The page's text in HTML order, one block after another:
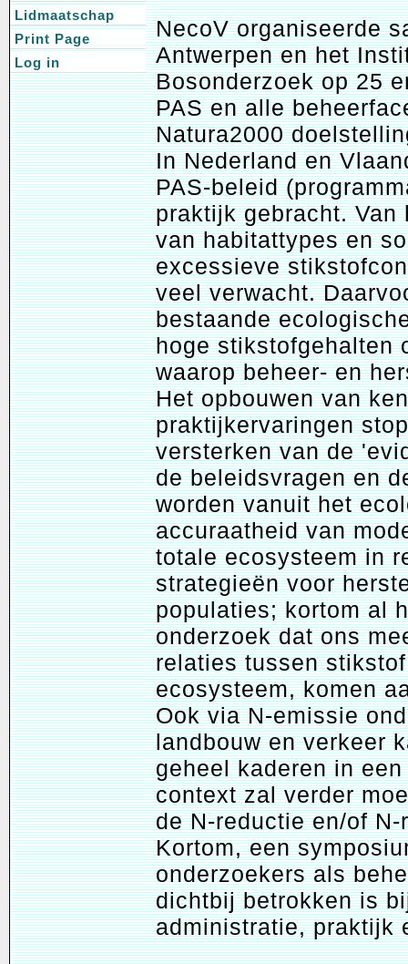
NecoV organiseerde
Antwerpen en het
Bosonderzoek op 25
PAS en alle
Natura2000
In Nederland en
PAS-beleid
praktijk gebracht. Van
van habitattypes en
excessieve
veel verwacht.
bestaande
hoge stikstofgehalten
waarop beheer- en
Het opbouwen van
praktijkervaringen
versterken van de
de beleidsvragen en
worden vanuit het
accuraatheid van
totale ecosysteem in
strategieën voor
populaties; kortom al
onderzoek dat ons
relaties tussen
ecosysteem, komen
Ook via N-emissie
landbouw en verkeer
geheel kaderen in
context zal verder
de N-reductie en/of
Kortom, een
onderzoekers als
dichtbij betrokken is
administratie, praktijk
Lidmaatschap
Print Page
Log in